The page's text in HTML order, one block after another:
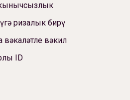
ризалык бирү
вәкаләтле вәкил
ID